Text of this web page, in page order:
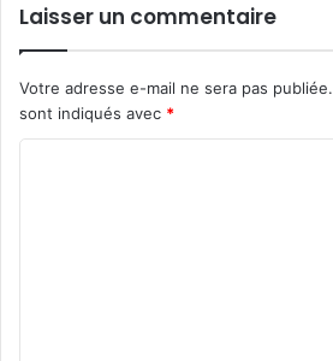
Laisser un commentaire
Votre adresse e-mail ne sera pas publiée.
sont indiqués avec *